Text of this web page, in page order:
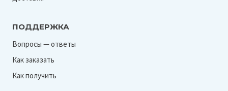
ПОДДЕРЖКА
Вопросы — ответы
Как заказать
Как получить